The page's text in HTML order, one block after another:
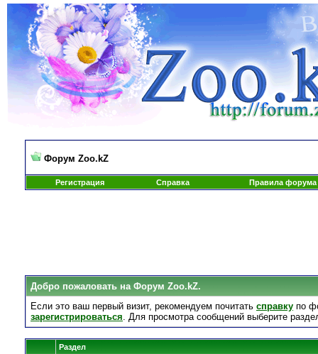
Форум Zoo.kZ
Регистрация Справка Правила форума
Добро пожаловать на Форум Zoo.kZ.
Если это ваш первый визит, рекомендуем почитать справку по
зарегистрироваться. Для просмотра сообщений выберите
Раздел